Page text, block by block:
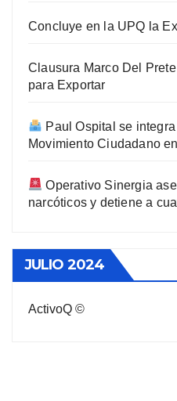
Concluye en la UPQ la
Clausura Marco Del
para Exportar
Paul Ospital se
Movimiento Ciudadano
Operativo Sinergia
narcóticos y detiene a
JULIO 2024
ActivoQ ©